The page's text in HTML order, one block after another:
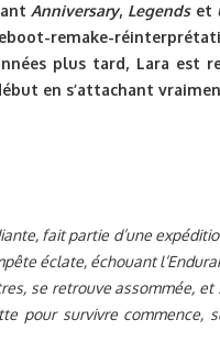
Anniversary, Legendset
remake-
plus tard, Lara est
en s’attachant
fait partie d’une
éclate, échouant
se retrouve assommée,
pour survivre